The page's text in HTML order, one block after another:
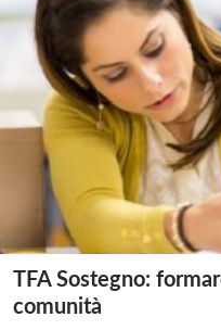
TFA Sostegno:
comunità